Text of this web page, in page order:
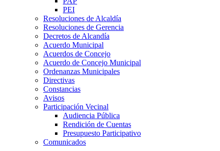
PEI
Resoluciones de Alcaldía
Resoluciones de Gerencia
Decretos de Alcandía
Acuerdo Municipal
Acuerdos de Concejo
Acuerdo de Concejo Municipal
Ordenanzas Municipales
Directivas
Constancias
Avisos
Participación Vecinal
Audiencia Pública
Rendición de Cuentas
Presupuesto Participativo
Comunicados